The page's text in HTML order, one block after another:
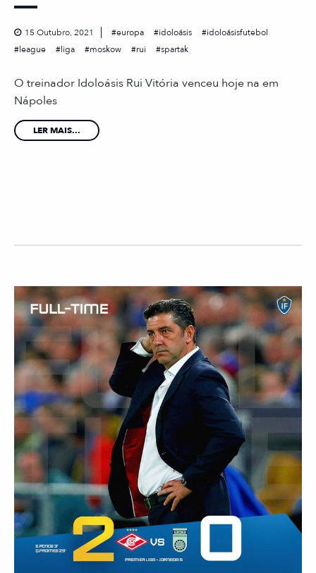
15 Outubro, 2021 europa idoloásis
idoloásisfutebol
league
liga moskow rui spartak
O treinador Idoloásis Rui Vitória venceu hoje na em
Nápoles
LER MAIS...